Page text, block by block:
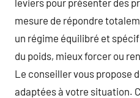
leviers pour présenter des
mesure de répondre
un régime équilibré et
du poids, mieux forcer ou
Le conseiller vous propose
adaptées à votre situation.